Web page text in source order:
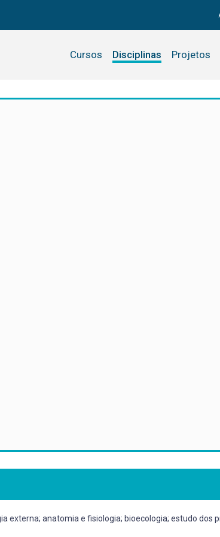
Cursos Disciplinas Projetos
anatomia e fisiologia; bioecologia; estudo dos